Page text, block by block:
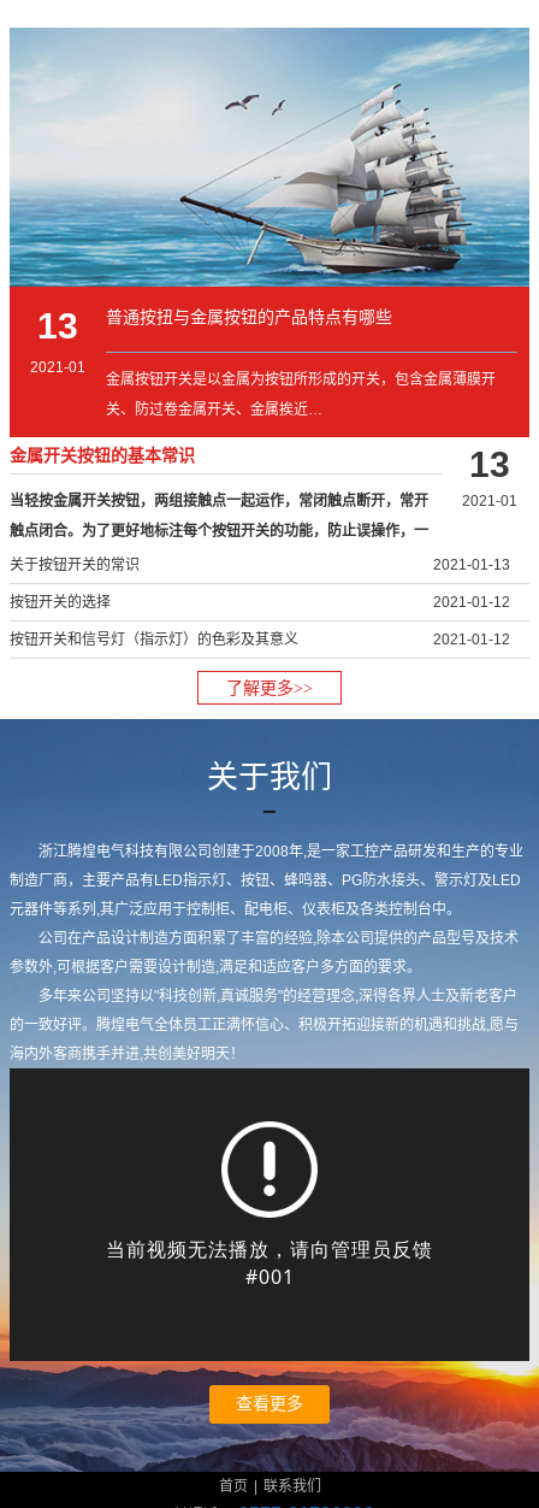
13
2021-01
普通按扭与金属按钮的产品特点有哪些
金属按钮开关是以金属为按钮所形成的开关，包含金属薄膜开
关、防过卷金属开关、金属挨近…
金属开关按钮的基本常识
当轻按金属开关按钮，两组接触点一起运作，常闭触点断开，常开
触点闭合。为了更好地标注每个按钮开关的功能，防止误操作，一
般将按…
13
2021-01
2021-01-13
关于按钮开关的常识
2021-01-12
按钮开关的选择
2021-01-12
按钮开关和信号灯（指示灯）的色彩及其意义
了解更多>>
关于我们
浙江腾煌电气科技有限公司创建于2008年,是一家工控产品研发和生产的专业
制造厂商，主要产品有LED指示灯、按钮、蜂鸣器、PG防水接头、警示灯及LED
元器件等系列,其广泛应用于控制柜、配电柜、仪表柜及各类控制台中。
公司在产品设计制造方面积累了丰富的经验,除本公司提供的产品型号及技术
参数外,可根据客户需要设计制造,满足和适应客户多方面的要求。
多年来公司坚持以"科技创新,真诚服务"的经营理念,深得各界人士及新老客户
的一致好评。腾煌电气全体员工正满怀信心、积极开拓迎接新的机遇和挑战,愿与
海内外客商携手并进,共创美好明天！
查看更多
首页
联系我们